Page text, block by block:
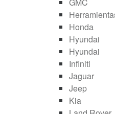
GMC
Honda
Hyundai
Hyundai
Infiniti
Jaguar
Jeep
Kia